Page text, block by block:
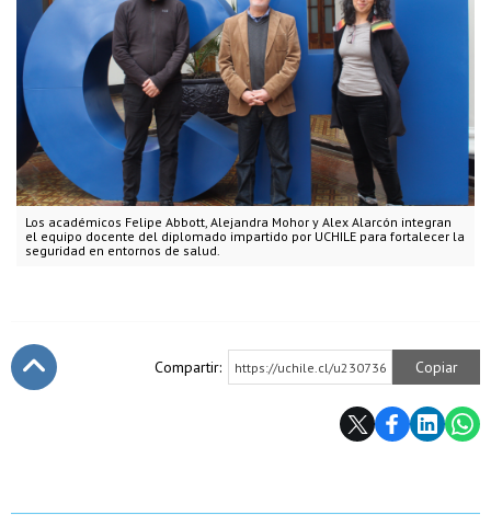
Los académicos Felipe Abbott, Alejandra Mohor y Alex Alarcón integran
el equipo docente del diplomado impartido por UCHILE para fortalecer la
seguridad en entornos de salud.
Compartir: https://uchile.cl/u230736 Copiar